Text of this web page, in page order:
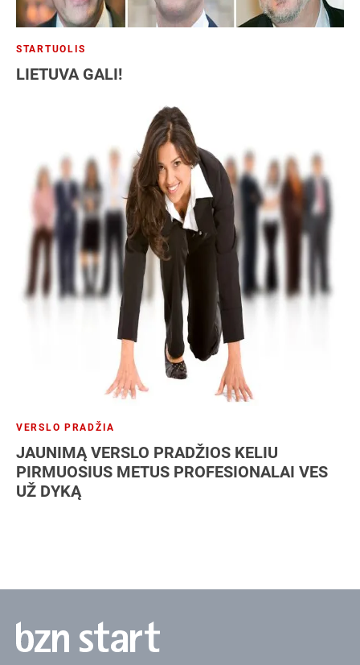
STARTUOLIS
LIETUVA GALI!
VERSLO PRADŽIA
JAUNIMĄ VERSLO PRADŽIOS KELIU
PIRMUOSIUS METUS PROFESIONALAI VES
UŽ DYKĄ